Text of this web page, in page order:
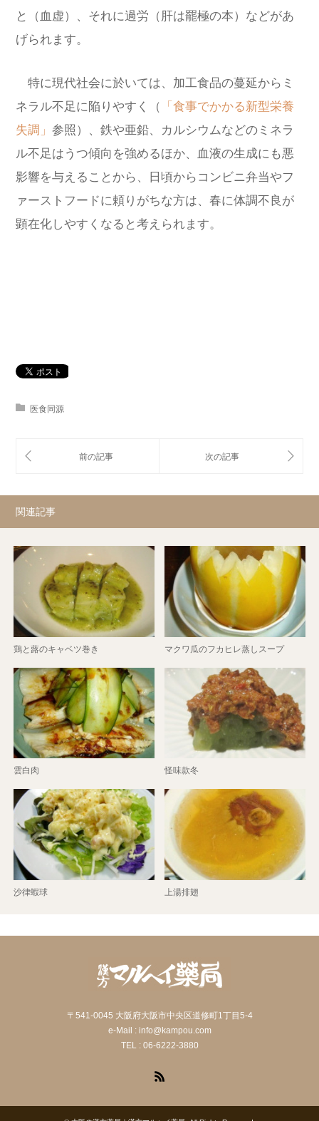
と（血虚）、それに過労（肝は罷極の本）などがあ
げられます。
特に現代社会に於いては、加工食品の蔓延からミ
ネラル不足に陥りやすく（
「食事でかかる新型栄養
失調」 参照）、鉄や亜鉛、カルシウムなどのミネラ
ル不足はうつ傾向を強めるほか、血液の生成にも悪
影響を与えることから、日頃からコンビニ弁当やフ
ァーストフードに頼りがちな方は、春に体調不良が
顕在化しやすくなると考えられます。
医食同源
関連記事
鶏と蕗のキャベツ巻き マクワ瓜のフカヒレ蒸しスープ
雲白肉 怪味款冬
沙律蝦球 上湯排翅
〒541-0045 大阪府大阪市中央区道修町1丁目5-4
e-Mail : info@kampou.com
TEL : 06-6222-3880